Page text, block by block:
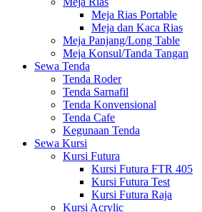
Meja Rias Portable
Meja dan Kaca Rias
Meja Panjang/Long Table
Meja Konsul/Tanda Tangan
Sewa Tenda
Tenda Roder
Tenda Sarnafil
Tenda Konvensional
Tenda Cafe
Kegunaan Tenda
Sewa Kursi
Kursi Futura
Kursi Futura FTR 405
Kursi Futura Test
Kursi Futura Raja
Kursi Acrylic